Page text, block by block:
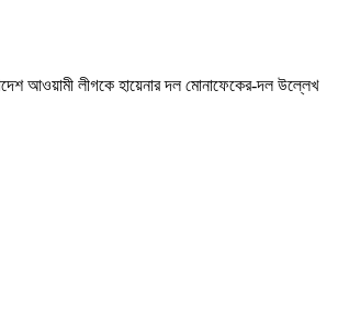
আওয়ামী লীগকে হায়েনার দল মোনাফেকের-দল উল্লেখ